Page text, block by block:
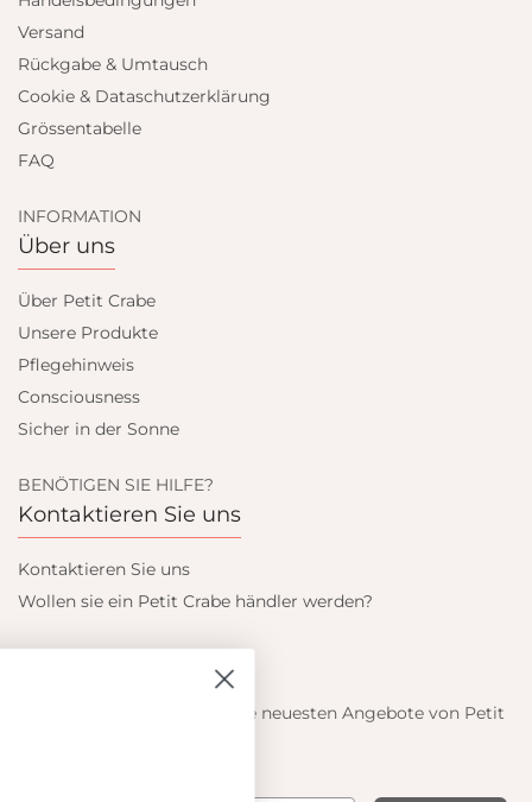
Versand
Rückgabe & Umtausch
Cookie & Dataschutzerklärung
Grössentabelle
FAQ
INFORMATION
Über uns
Über Petit Crabe
Unsere Produkte
Pflegehinweis
Consciousness
Sicher in der Sonne
BENÖTIGEN SIE HILFE?
Kontaktieren Sie uns
Kontaktieren Sie uns
Wollen sie ein Petit Crabe händler werden?
Informieren Sie sich über die neuesten Angebote von Petit